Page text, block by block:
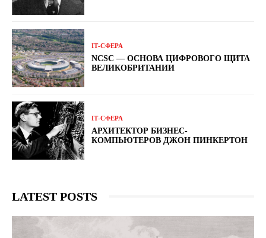
ІТ-СФЕРА
NCSC — ОСНОВА ЦИФРОВОГО ЩИТА
ВЕЛИКОБРИТАНИИ
ІТ-СФЕРА
АРХИТЕКТОР БИЗНЕС-
КОМПЬЮТЕРОВ ДЖОН ПИНКЕРТОН
LATEST POSTS